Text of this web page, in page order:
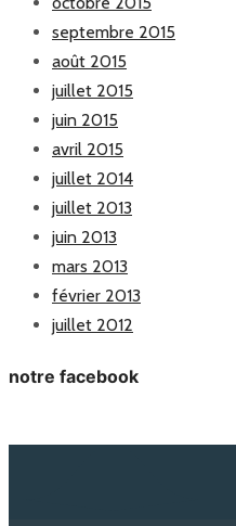
septembre 2015
août 2015
juillet 2015
juin 2015
avril 2015
juillet 2014
juillet 2013
juin 2013
mars 2013
février 2013
juillet 2012
notre facebook